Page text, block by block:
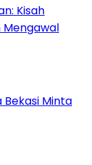
Kisah
Mengawal
Bekasi Minta